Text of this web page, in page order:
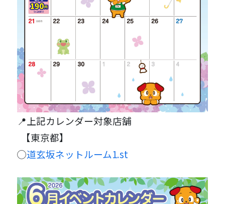
📍上記カレンダー対象店舗
【東京都】
◯道玄坂ネットルーム1.st